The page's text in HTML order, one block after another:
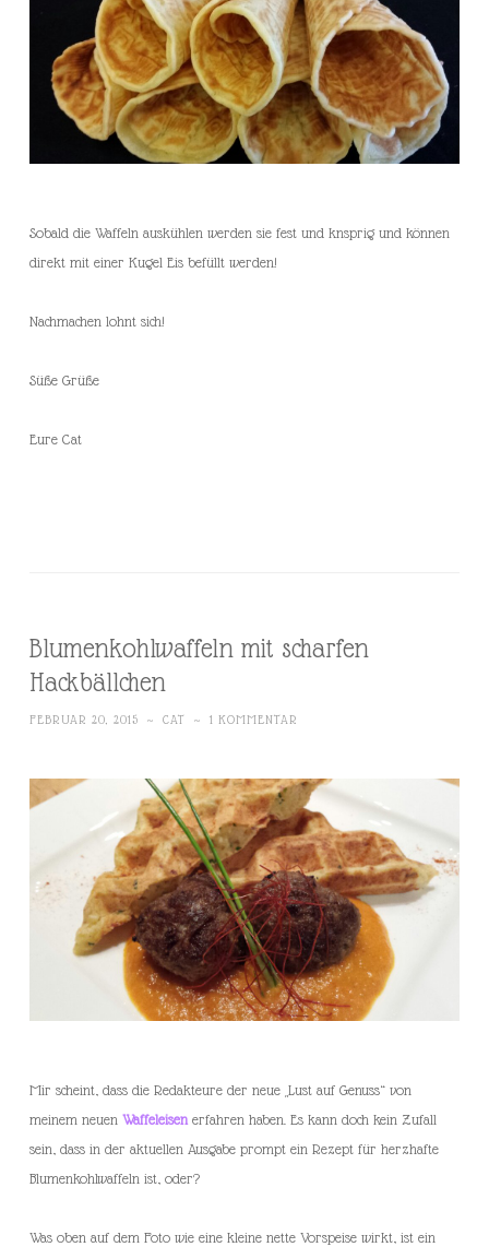
Sobald die Waffeln auskühlen werden sie fest und knsprig und können
direkt mit einer Kugel Eis befüllt werden!
Nachmachen lohnt sich!
Süße Grüße
Eure Cat
Blumenkohlwaffeln mit scharfen
Hackbällchen
FEBRUAR 20, 2015 ~ CAT ~ 1 KOMMENTAR
Mir scheint, dass die Redakteure der neue „Lust auf Genuss“ von
meinem neuen Waffeleisen erfahren haben. Es kann doch kein Zufall
sein, dass in der aktuellen Ausgabe prompt ein Rezept für herzhafte
Blumenkohlwaffeln ist, oder?
Was oben auf dem Foto wie eine kleine nette Vorspeise wirkt, ist ein